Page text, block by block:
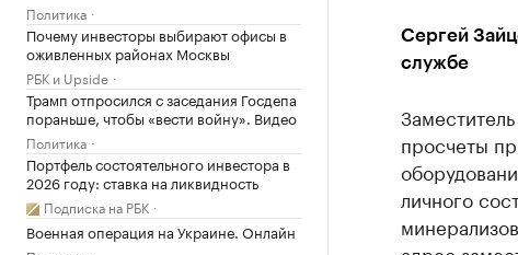
Политика
Почему инвесторы выбирают офисы в
оживленных районах Москвы
РБК и Upside
Трамп отпросился с заседания Госдепа
пораньше, чтобы «вести войну». Видео
Политика
Портфель состоятельного инвестора в
2026 году: ставка на ликвидность
Подписка на РБК
Военная операция на Украине. Онлайн
Сергей
службе
просчеты
личного